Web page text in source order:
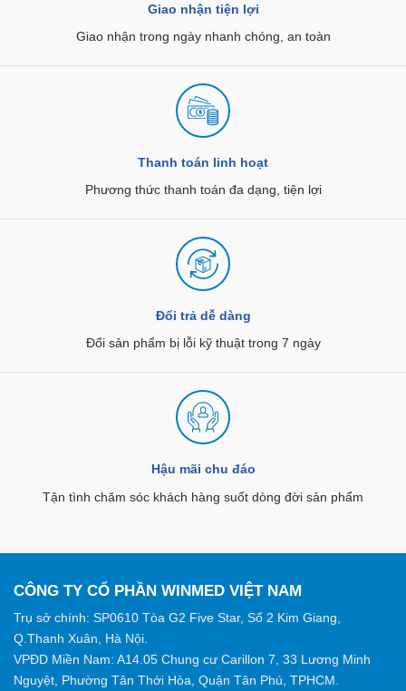
Giao nhận tiện lợi
Giao nhận trong ngày nhanh chóng, an toàn
Thanh toán linh hoạt
Phương thức thanh toán đa dạng, tiện lợi
Đổi trả dễ dàng
Đổi sản phẩm bị lỗi kỹ thuật trong 7 ngày
Hậu mãi chu đáo
Tận tình chăm sóc khách hàng suốt dòng đời sản phẩm
CÔNG TY CỔ PHẦN WINMED VIỆT NAM
Trụ sở chính: SP0610 Tòa G2 Five Star, Số 2 Kim Giang,
Q.Thanh Xuân, Hà Nội.
VPĐD Miền Nam: A14.05 Chung cư Carillon 7, 33 Lương Minh
Nguyệt, Phường Tân Thới Hòa, Quận Tân Phú, TPHCM.